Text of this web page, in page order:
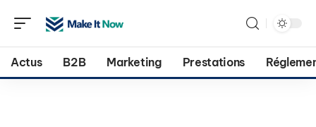
Actus B2B Marketing Prestations